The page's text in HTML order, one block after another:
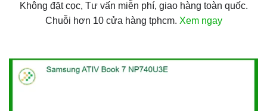
Không đặt cọc, Tư vấn miễn phí, giao hàng toàn quốc.
Chuỗi hơn 10 cửa hàng tphcm. Xem ngay